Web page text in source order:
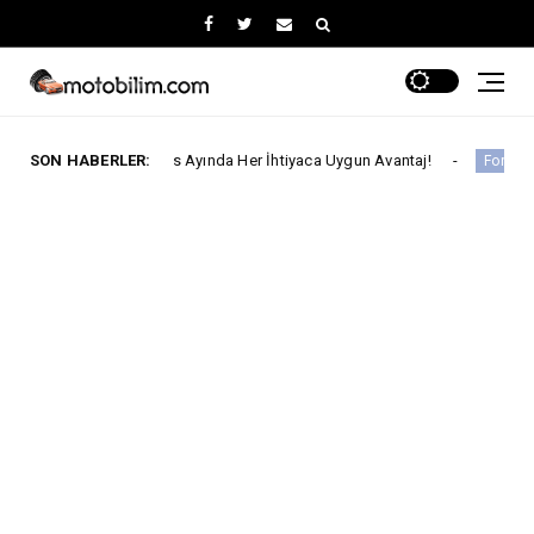
SON HABERLER:
Ağustos Ayında Her İhtiyaca Uygun Avantaj! Ford Trucks Ford